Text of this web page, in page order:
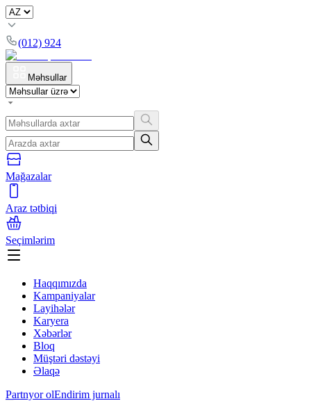
(012) 924
Məhsullar
Mağazalar
Araz tətbiqi
Seçimlərim
Haqqımızda
Kampaniyalar
Layihələr
Karyera
Xəbərlər
Bloq
Müştəri dəstəyi
Əlaqə
Partnyor olEndirim jurnalı